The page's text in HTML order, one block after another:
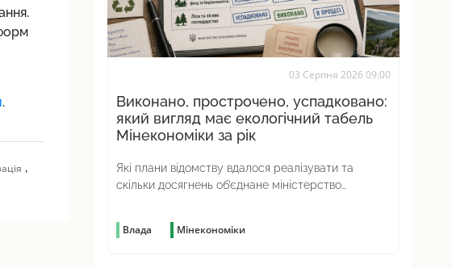
.
,
03 Серпня 2026 09:00
Виконано, прострочено, успадковано:
який вигляд має екологічний табель
Мінекономіки за рік
Які плани відомству вдалося реалізувати та
скільки досягнень об’єднане міністерство
Влада Мінекономіки